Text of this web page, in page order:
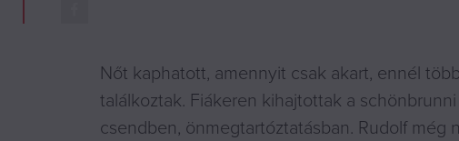
Nőt kaphatott, amennyit csak akart, ennél
találkoztak. Fiákeren kihajtottak a
csendben, önmegtartóztatásban. Rudolf még